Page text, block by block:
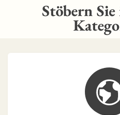
Stöbern